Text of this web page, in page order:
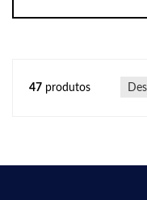
47 produtos